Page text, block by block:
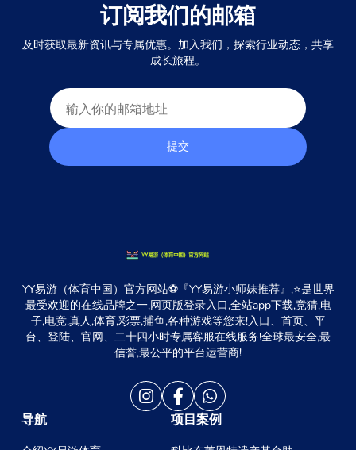
订阅我们的邮箱
及时获取最新资讯与专属优惠。加入我们，探索行业动态，共享
成长旅程。
提交
YY易游（体育中国）官方网站⚽️『YY易游小师妹推荐』,⭐️是世界
最受欢迎的在线品牌之一,网页版登录入口,全站app下载,竞猜,电
子,电竞,真人,体育,彩票,捕鱼,各种游戏等您来!入口、首页、平
台、登陆、官网、二十四小时专属客服在线服务!全球最安全,最
信誉,最公平的平台运营商!
导航 项目案例